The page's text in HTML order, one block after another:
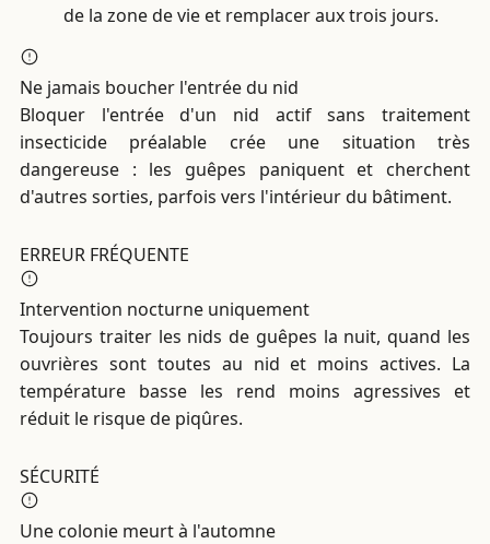
de la zone de vie et remplacer aux trois jours.
Ne jamais boucher l'entrée du nid
Bloquer l'entrée d'un nid actif sans traitement
insecticide préalable crée une situation très
dangereuse : les guêpes paniquent et cherchent
d'autres sorties, parfois vers l'intérieur du bâtiment.
ERREUR FRÉQUENTE
Intervention nocturne uniquement
Toujours traiter les nids de guêpes la nuit, quand les
ouvrières sont toutes au nid et moins actives. La
température basse les rend moins agressives et
réduit le risque de piqûres.
SÉCURITÉ
Une colonie meurt à l'automne